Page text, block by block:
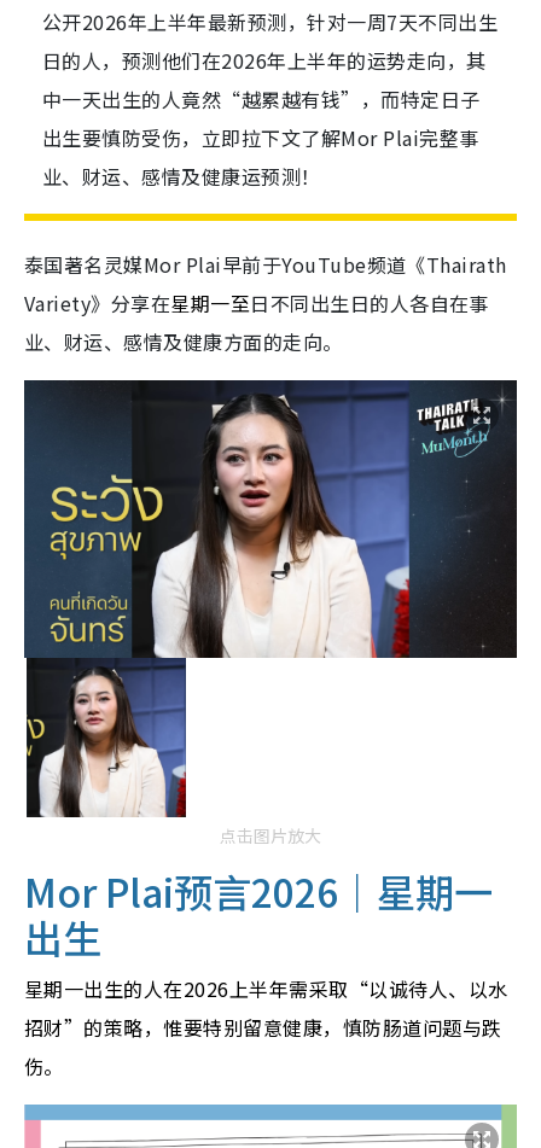
公开2026年上半年最新预测，针对一周7天不同出生
日的人，预测他们在2026年上半年的运势走向，其
中一天出生的人竟然“越累越有钱”，而特定日子
出生要慎防受伤，立即拉下文了解Mor Plai完整事
业、财运、感情及健康运预测！
泰国著名灵媒Mor Plai早前于YouTube频道《Thairath
Variety》分享在星期一至日不同出生日的人各自在事
业、财运、感情及健康方面的走向。
点击图片放大
Mor Plai预言2026｜星期一
出生
星期一出生的人在2026上半年需采取“以诚待人、以水
招财”的策略，惟要特别留意健康， 慎防肠道问题与跌
伤。